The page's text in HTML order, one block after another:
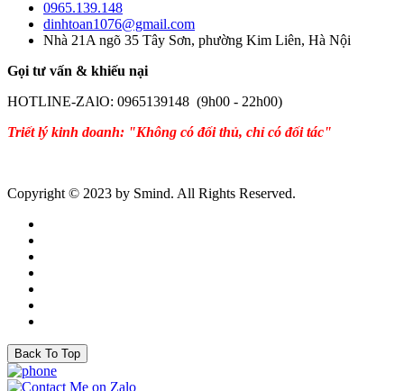
0965.139.148
dinhtoan1076@gmail.com
Nhà 21A ngõ 35 Tây Sơn, phường Kim Liên, Hà Nội
Gọi tư vấn & khiếu nại
HOTLINE-ZAlO: 0965139148 (9h00 - 22h00)
Triết lý kinh doanh: "Không có đối thủ, chỉ có đối tác"
Copyright © 2023 by Smind. All Rights Reserved.
Back To Top